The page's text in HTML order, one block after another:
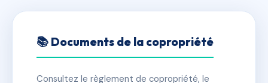
17, Rue Collange
📚 Documents de la copropriété
Consultez le règlement de copropriété, le